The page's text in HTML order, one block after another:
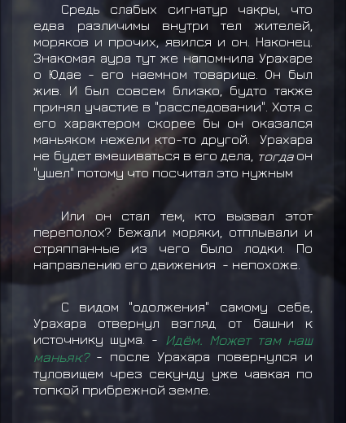
Средь слабых сигнатур чакры, что
едва различимы внутри тел жителей,
моряков и прочих, явился и он. Наконец.
Знакомая аура тут же напомнила Урахаре
о Юдае - его наемном товарище. Он был
жив. И был совсем близко, будто также
принял участие в "расследовании". Хотя с
его характером скорее бы он оказался
маньяком нежели кто-то другой. Урахара
не будет вмешиваться в его дела, тогдаон
"ушел" потому что посчитал это нужным
Или он стал тем, кто вызвал этот
переполох? Бежали моряки, отплывали и
стряппанные из чего было лодки. По
направлению его движения - непохоже.
С видом "одолжения" самому себе,
Урахара отвернул взгляд от башни к
источнику шума. - Идём. Может там наш
маньяк? - после Урахара повернулся и
туловищем чрез секунду уже чавкая по
топкой прибрежной земле.